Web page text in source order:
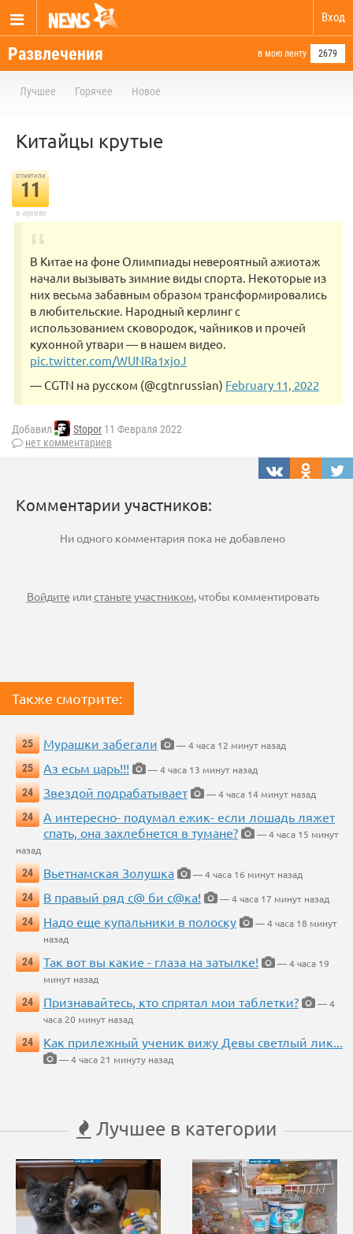
Вход
Развлечения в мою ленту 2679
Лучшее Горячее Новое
Китайцы крутые
отметили
11
в архиве
В Китае на фоне Олимпиады невероятный ажиотаж
начали вызывать зимние виды спорта. Некоторые из
них весьма забавным образом трансформировались
в любительские. Народный керлинг с
использованием сковородок, чайников и прочей
кухонной утвари — в нашем видео.
pic.twitter.com/WUNRa1xjoJ
— CGTN на русском (@cgtnrussian) February 11, 2022
Добавил Stopor 11 Февраля 2022
нет комментариев
Комментарии участников:
Ни одного комментария пока не добавлено
Войдите илистаньте участником, чтобы комментировать
Также смотрите:
25 Мурашки забегали
— 4 часа 12 минут назад
25
Аз есьм царь!!!
— 4 часа 13 минут назад
24
Звездой подрабатывает
— 4 часа 14 минут назад
24
А интересно- подумал ежик- если лошадь ляжет
спать, она захлебнется в тумане?
— 4 часа 15 минут
назад
24
Вьетнамская Золушка
— 4 часа 16 минут назад
24
В правый ряд с@ би с@ка!
— 4 часа 17 минут назад
24
Надо еще купальники в полоску
— 4 часа 18 минут
назад
24
Так вот вы какие - глаза на затылке!
— 4 часа 19
минут назад
24
Признавайтесь, кто спрятал мои таблетки?
— 4
часа 20 минут назад
24
Как прилежный ученик вижу Девы светлый лик...
— 4 часа 21 минуту назад
Лучшее в категории